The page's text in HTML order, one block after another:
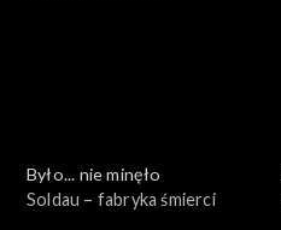
Było... nie minęło
Soldau – fabryka śmierci